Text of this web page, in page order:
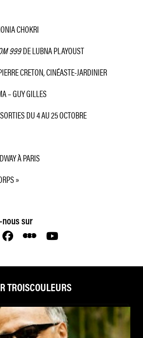
CHOKRI
999DE LUBNA PLAYOUST
CRETON, CINÉASTE-JARDINIER
– GUY GILLES
DU 4 AU 25 OCTOBRE
À PARIS
»
nous sur
TROISCOULEURS